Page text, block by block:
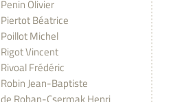
Penin Olivier
Piertot Béatrice
Poillot Michel
Rigot Vincent
Rivoal Frédéric
Robin Jean-Baptiste
de Rohan-Csermak Henri